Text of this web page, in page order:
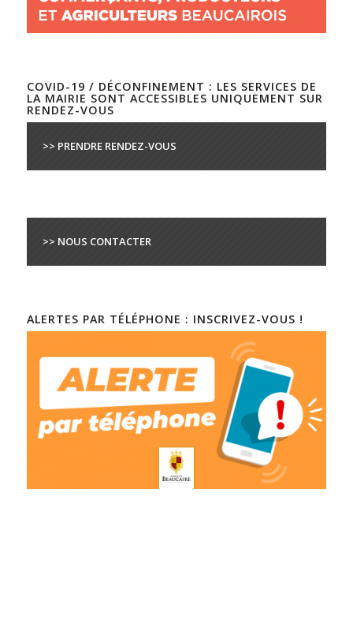
COVID-19 / DÉCONFINEMENT : LES SERVICES DE
LA MAIRIE SONT ACCESSIBLES UNIQUEMENT SUR
RENDEZ-VOUS
>> PRENDRE RENDEZ-VOUS
>> NOUS CONTACTER
ALERTES PAR TÉLÉPHONE : INSCRIVEZ-VOUS !